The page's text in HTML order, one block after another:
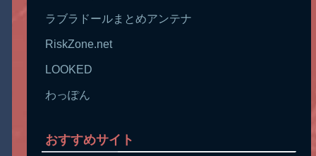
ラブラドールまとめアンテナ
RiskZone.net
LOOKED
わっぽん
おすすめサイト